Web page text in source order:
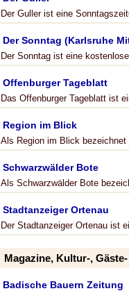
Der Guller ist eine
Der Sonntag (Karlsruhe
Der Sonntag ist eine
Offenburger Tageblatt
Das Offenburger Tageblatt ist
Region im Blick
Als Region im Blick
Schwarzwälder Bote
Als Schwarzwälder Bote
Stadtanzeiger Ortenau
Der Stadtanzeiger Ortenau ist
Magazine, Kultur-,
Badische Bauern Zeitung